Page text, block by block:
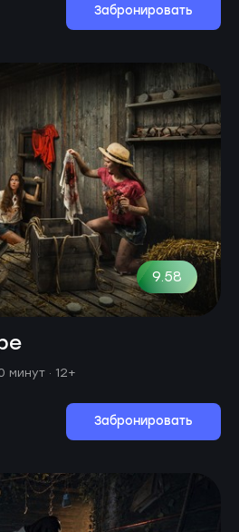
Забронировать
9.58
минут · 12+
Забронировать